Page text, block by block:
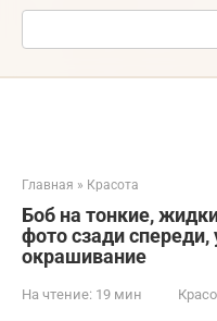
Поиск:
Главная » Красота
Боб на тонкие,
фото сзади
окрашивание
На чтение: 19 мин